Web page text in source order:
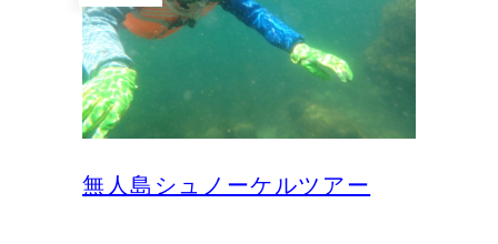
無人島シュノーケルツアー